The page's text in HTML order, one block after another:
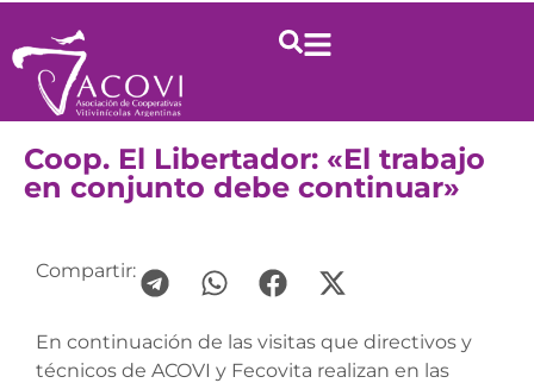
Coop. El Libertador: «El trabajo
en conjunto debe continuar»
Compartir:
En continuación de las visitas que directivos y
técnicos de ACOVI y Fecovita realizan en las